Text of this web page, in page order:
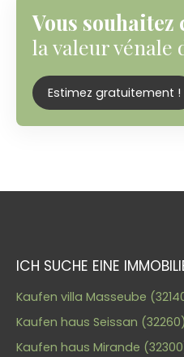
Vous
la valeur vénale
Estimez gratuitement !
ICH SUCHE EINE
Kaufen villa Masseube
Kaufen haus Seissan (32260)
Kaufen haus Mirande